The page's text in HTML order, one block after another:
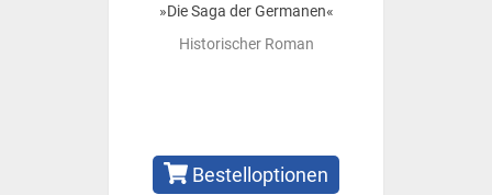
»Die Saga der Germanen«
Historischer Roman
Bestelloptionen